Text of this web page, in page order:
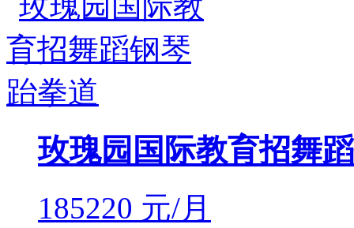
玫瑰园国际教育招舞
185220 元/月